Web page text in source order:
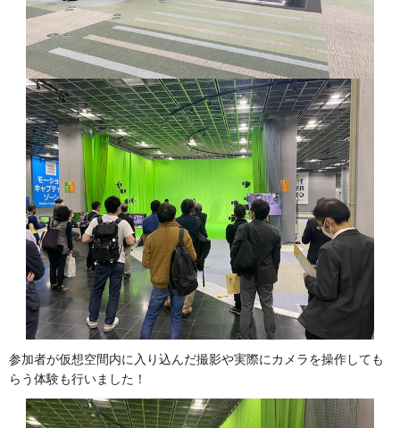
参加者が仮想空間内に入り込んだ撮影や実際にカメラを操作しても
らう体験も行いました！